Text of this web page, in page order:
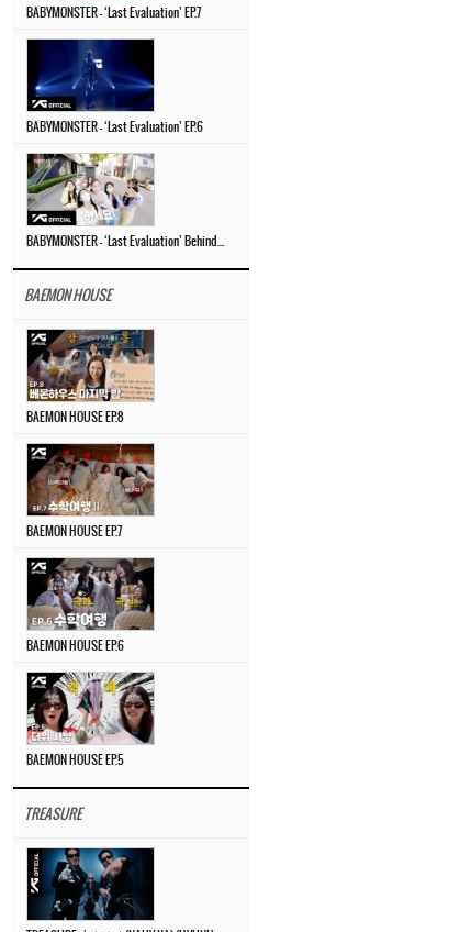
BABYMONSTER – ‘Last Evaluation’ EP.7
BABYMONSTER – ‘Last Evaluation’ EP.6
BAEMON HOUSE
BAEMON HOUSE EP.8
BAEMON HOUSE EP.7
BAEMON HOUSE EP.6
BAEMON HOUSE EP.5
TREASURE